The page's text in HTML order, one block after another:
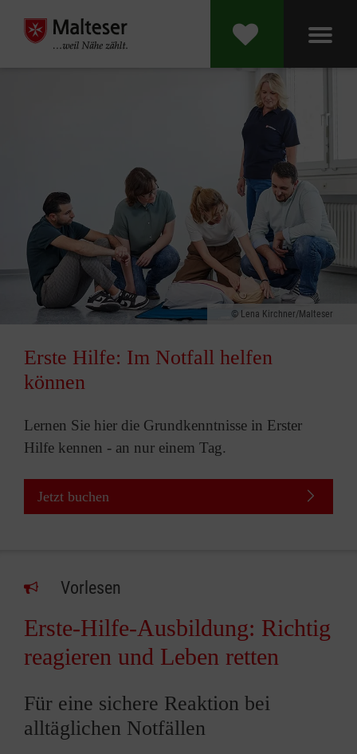
Lena Kirchner/Malteser
Erste Hilfe: Im Notfall helfen
können
Lernen Sie hier die Grundkenntnisse in Erster
Hilfe kennen - an nur einem Tag.
Jetzt buchen
Vorlesen
Erste-Hilfe-Ausbildung: Richtig
reagieren und Leben retten
Für eine sichere Reaktion bei
alltäglichen Notfällen